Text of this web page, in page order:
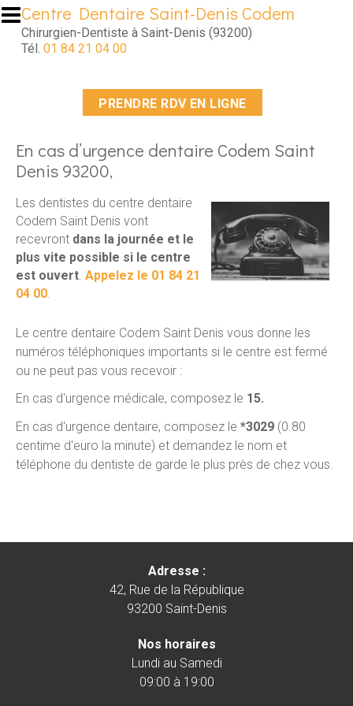
Aller au contenu principal
Centre Dentaire Saint-Denis Codem
Chirurgien-Dentiste à Saint-Denis (93200)
Tél.01 84 21 04 00
PRENDRE RDV EN LIGNE
En cas d’urgence dentaire Codem Saint
Denis 93200,
Les dentistes du centre dentaire
Codem Saint Denis vont
recevront dans la journée et le
plus vite possible si le centre
est ouvert. Appelez le 01 84 21
04 00.
Le centre dentaire Codem Saint Denis vous donne les
numéros téléphoniques importants si le centre est fermé
ou ne peut pas vous recevoir :
En cas d'urgence médicale, composez le 15.
En cas d'urgence dentaire, composez le *3029 (0.80
centime d'euro la minute) et demandez le nom et
téléphone du dentiste de garde le plus près de chez vous.
Adresse :
42, Rue de la République
93200 Saint-Denis
Nos horaires
Lundi au Samedi
09:00 à 19:00